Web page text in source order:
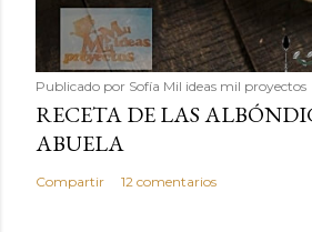
Publicado por Sofía Mil ideas mil proyectos
RECETA DE LAS
ABUELA
Compartir 12 comentarios